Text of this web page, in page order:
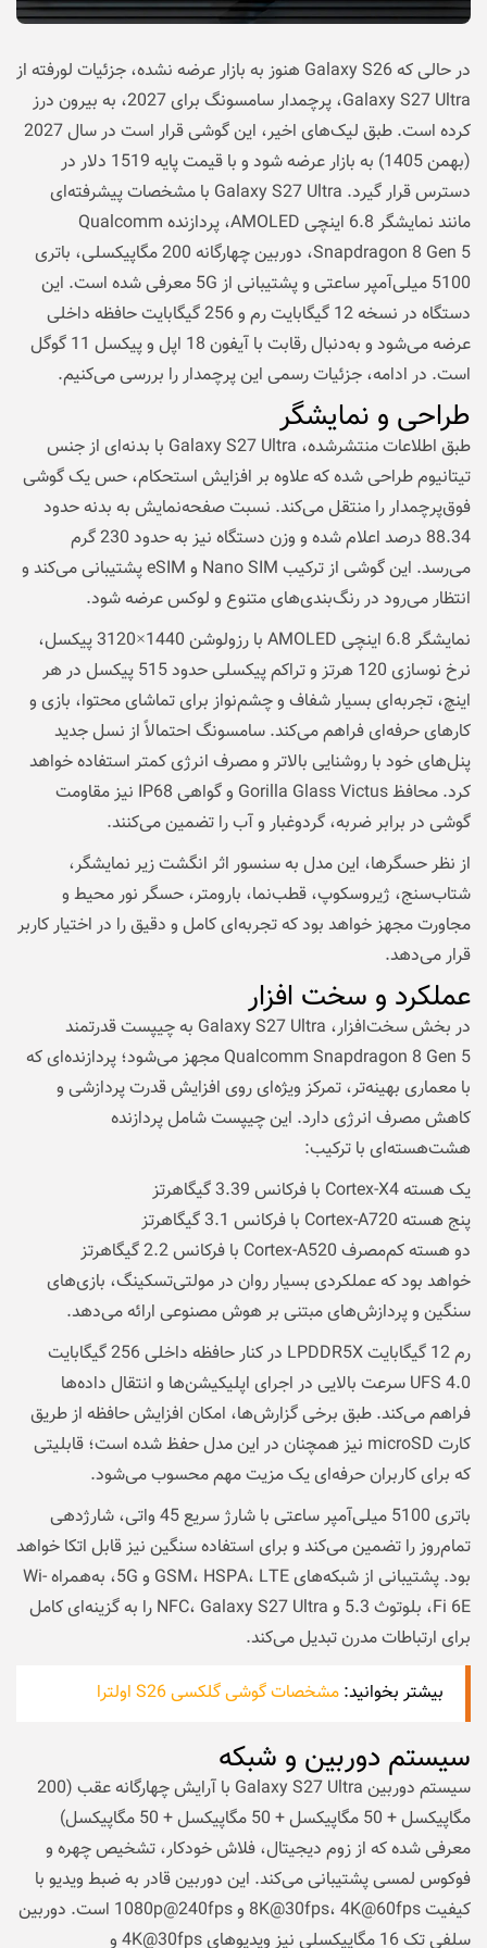
در حالی که Galaxy S26 هنوز به بازار عرضه نشده، جزئیات لورفته از
Galaxy S27 Ultra، پرچمدار سامسونگ برای 2027، به بیرون درز
کرده است. طبق لیک‌های اخیر، این گوشی قرار است در سال 2027
(بهمن 1405) به بازار عرضه شود و با قیمت پایه 1519 دلار در
دسترس قرار گیرد. Galaxy S27 Ultra با مشخصات پیشرفته‌ای
مانند نمایشگر 6.8 اینچی AMOLED، پردازنده Qualcomm
Snapdragon 8 Gen 5، دوربین چهارگانه 200 مگاپیکسلی، باتری
5100 میلی‌آمپر ساعتی و پشتیبانی از 5G معرفی شده است. این
دستگاه در نسخه 12 گیگابایت رم و 256 گیگابایت حافظه داخلی
عرضه می‌شود و به‌دنبال رقابت با آیفون 18 اپل و پیکسل 11 گوگل
است. در ادامه، جزئیات رسمی این پرچمدار را بررسی می‌کنیم.
طراحی و نمایشگر
طبق اطلاعات منتشرشده، Galaxy S27 Ultra با بدنه‌ای از جنس
تیتانیوم طراحی شده که علاوه بر افزایش استحکام، حس یک گوشی
فوق‌پرچمدار را منتقل می‌کند. نسبت صفحه‌نمایش به بدنه حدود
88.34 درصد اعلام شده و وزن دستگاه نیز به حدود 230 گرم
می‌رسد. این گوشی از ترکیب Nano SIM و eSIM پشتیبانی می‌کند و
انتظار می‌رود در رنگ‌بندی‌های متنوع و لوکس عرضه شود.
نمایشگر 6.8 اینچی AMOLED با رزولوشن 1440×3120 پیکسل،
نرخ نوسازی 120 هرتز و تراکم پیکسلی حدود 515 پیکسل در هر
اینچ، تجربه‌ای بسیار شفاف و چشم‌نواز برای تماشای محتوا، بازی و
کارهای حرفه‌ای فراهم می‌کند. سامسونگ احتمالاً از نسل جدید
پنل‌های خود با روشنایی بالاتر و مصرف انرژی کمتر استفاده خواهد
کرد. محافظ Gorilla Glass Victus و گواهی IP68 نیز مقاومت
گوشی در برابر ضربه، گردوغبار و آب را تضمین می‌کنند.
از نظر حسگرها، این مدل به سنسور اثر انگشت زیر نمایشگر،
شتاب‌سنج، ژیروسکوپ، قطب‌نما، بارومتر، حسگر نور محیط و
مجاورت مجهز خواهد بود که تجربه‌ای کامل و دقیق را در اختیار کاربر
قرار می‌دهد.
عملکرد و سخت افزار
در بخش سخت‌افزار، Galaxy S27 Ultra به چیپست قدرتمند
Qualcomm Snapdragon 8 Gen 5 مجهز می‌شود؛ پردازنده‌ای که
با معماری بهینه‌تر، تمرکز ویژه‌ای روی افزایش قدرت پردازشی و
کاهش مصرف انرژی دارد. این چیپست شامل پردازنده
هشت‌هسته‌ای با ترکیب:
یک هسته Cortex-X4 با فرکانس 3.39 گیگاهرتز
پنج هسته Cortex-A720 با فرکانس 3.1 گیگاهرتز
دو هسته کم‌مصرف Cortex-A520 با فرکانس 2.2 گیگاهرتز
خواهد بود که عملکردی بسیار روان در مولتی‌تسکینگ، بازی‌های
سنگین و پردازش‌های مبتنی بر هوش مصنوعی ارائه می‌دهد.
رم 12 گیگابایت LPDDR5X در کنار حافظه داخلی 256 گیگابایت
UFS 4.0 سرعت بالایی در اجرای اپلیکیشن‌ها و انتقال داده‌ها
فراهم می‌کند. طبق برخی گزارش‌ها، امکان افزایش حافظه از طریق
کارت microSD نیز همچنان در این مدل حفظ شده است؛ قابلیتی
که برای کاربران حرفه‌ای یک مزیت مهم محسوب می‌شود.
باتری 5100 میلی‌آمپر ساعتی با شارژ سریع 45 واتی، شارژدهی
تمام‌روز را تضمین می‌کند و برای استفاده سنگین نیز قابل اتکا خواهد
بود. پشتیبانی از شبکه‌های GSM، HSPA، LTE و 5G، به‌همراه Wi-
Fi 6E، بلوتوث 5.3 و NFC، Galaxy S27 Ultra را به گزینه‌ای کامل
برای ارتباطات مدرن تبدیل می‌کند.
بیشتر بخوانید: مشخصات گوشی گلکسی S26 اولترا
سیستم دوربین و شبکه
سیستم دوربین Galaxy S27 Ultra با آرایش چهارگانه عقب (200
مگاپیکسل + 50 مگاپیکسل + 50 مگاپیکسل + 50 مگاپیکسل)
معرفی شده که از زوم دیجیتال، فلاش خودکار، تشخیص چهره و
فوکوس لمسی پشتیبانی می‌کند. این دوربین قادر به ضبط ویدیو با
کیفیت 8K@30fps، 4K@60fps و 1080p@240fps است. دوربین
سلفی تک 16 مگاپیکسلی نیز ویدیوهای 4K@30fps و